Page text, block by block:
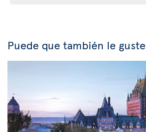
Puede que también le guste